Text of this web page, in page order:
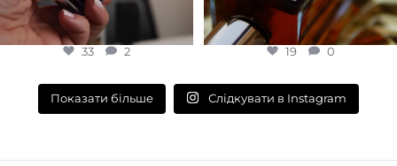
33 2 19 0
Показати більше Слідкувати в Instagram